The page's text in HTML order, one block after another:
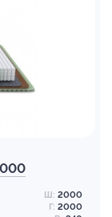
Ш: 2000
Г: 2000